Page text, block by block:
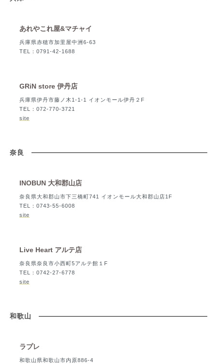
あれやこれ屋&マチャイ
兵庫県赤穂市加里屋中洲6-63
TEL：0791-42-1688
GRiN store 伊丹店
兵庫県伊丹市藤ノ木1-1-1 イオンモール伊丹２F
TEL：072-770-3721
site
奈良
INOBUN 大和郡山店
奈良県大和郡山市下三橋町741 イオンモール大和郡山店1F
TEL：0743-55-6008
site
Live Heart アルテ店
奈良県奈良市小西町5アルテ館１F
TEL：0742-27-6778
site
和歌山
ラプレ
和歌山県和歌山市内原886-4